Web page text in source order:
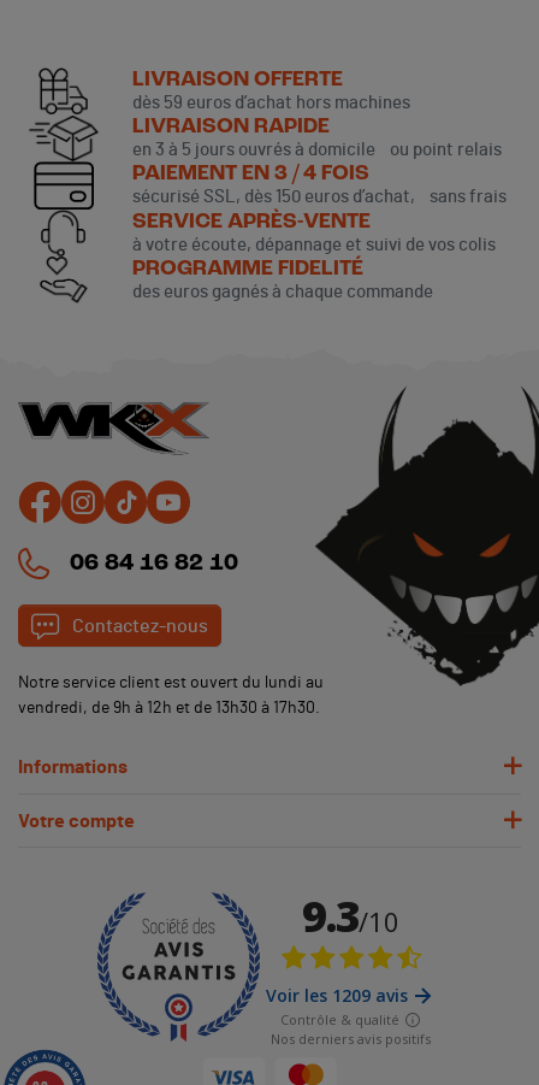
LIVRAISON OFFERTE
dès 59 euros d’achat hors machines
LIVRAISON RAPIDE
en 3 à 5 jours ouvrés à domicile ou point relais
PAIEMENT EN 3 / 4 FOIS
sécurisé SSL, dès 150 euros d’achat, sans frais
SERVICE APRÈS-VENTE
à votre écoute, dépannage et suivi de vos colis
PROGRAMME FIDELITÉ
des euros gagnés à chaque commande
06 84 16 82 10
Contactez-nous
Notre service client est ouvert du lundi au
vendredi, de 9h à 12h et de 13h30 à 17h30.
Informations
Votre compte